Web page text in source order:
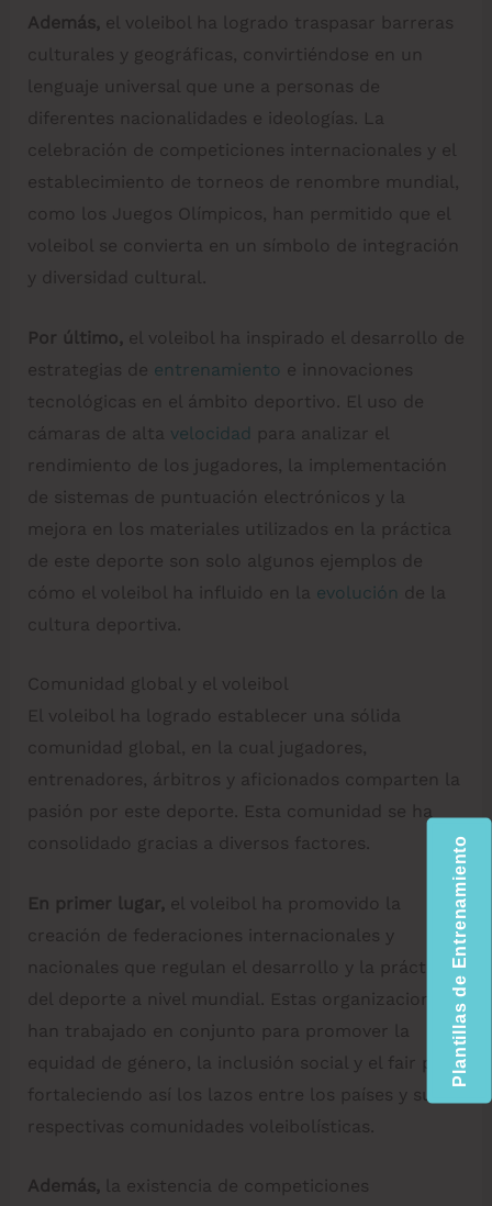
Además,el voleibol ha logrado traspasar barreras
culturales y geográficas, convirtiéndose en un
lenguaje universal que une a personas de
diferentes nacionalidades e ideologías. La
celebración de competiciones internacionales y el
establecimiento de torneos de renombre mundial,
como los Juegos Olímpicos, han permitido que el
voleibol se convierta en un símbolo de integración
y diversidad cultural.
Por último, el voleibol ha inspirado el desarrollo de
estrategias de entrenamiento e innovaciones
tecnológicas en el ámbito deportivo. El uso de
cámaras de alta velocidad para analizar el
rendimiento de los jugadores, la implementación
de sistemas de puntuación electrónicos y la
mejora en los materiales utilizados en la práctica
de este deporte son solo algunos ejemplos de
cómo el voleibol ha influido en la evolución de la
cultura deportiva.
Comunidad global y el voleibol
El voleibol ha logrado establecer una sólida
comunidad global, en la cual jugadores,
entrenadores, árbitros y aficionados comparten la
pasión por este deporte. Esta comunidad se ha
consolidado gracias a diversos factores.
En primer lugar, el voleibol ha promovido la
creación de federaciones internacionales y
nacionales que regulan el desarrollo y la práctica
del deporte a nivel mundial. Estas organizaciones
han trabajado en conjunto para promover la
equidad de género, la inclusión social y el fair play,
fortaleciendo así los lazos entre los países y sus
respectivas comunidades voleibolísticas.
Además,la existencia de competiciones
Plantillas de Entrenamiento